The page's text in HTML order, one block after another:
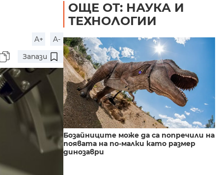
A+
A-
Запази
ОЩЕ ОТ: НАУКА И
ТЕХНОЛОГИИ
Бозайниците може да са попречили на
появата на по-малки като размер
динозаври